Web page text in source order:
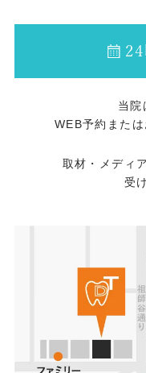
当院
WEB予約また
取材・メディ
受